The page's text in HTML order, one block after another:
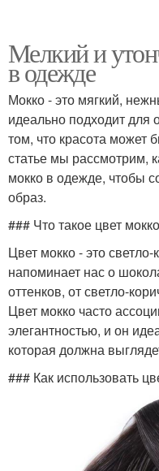
Мелкий и
в одежде
Мокко - это мягкий,
идеально подходит
том, что красота
статье мы рассмотрим,
мокко в одежде, чтобы
образ.
### Что такое цвет
Цвет мокко - это
напоминает нас о
оттенков, от светло-
Цвет мокко часто
элегантностью, и он
которая должна
### Как использовать